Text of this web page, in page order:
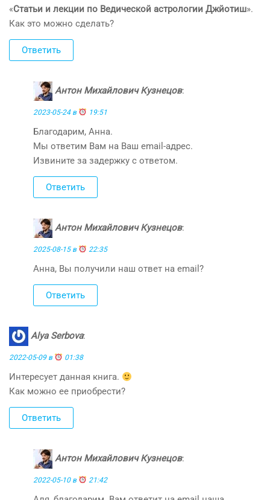
«Статьи и лекции по Ведической астрологии Джйотиш».
Как это можно сделать?
Ответить
Антон Михайлович Кузнецов:
2023-05-24 в 19:51
Благодарим, Анна.
Мы ответим Вам на Ваш email-адрес.
Извините за задержку с ответом.
Ответить
Антон Михайлович Кузнецов:
2025-08-15 в 22:35
Анна, Вы получили наш ответ на email?
Ответить
Alya Serbova:
2022-05-09 в 01:38
Интересует данная книга.
Как можно ее приобрести?
Ответить
Антон Михайлович Кузнецов:
2022-05-10 в 21:42